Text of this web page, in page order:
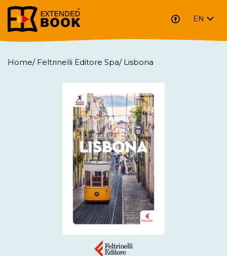
EN
Home/ Feltrinelli Editore Spa/ Lisbona